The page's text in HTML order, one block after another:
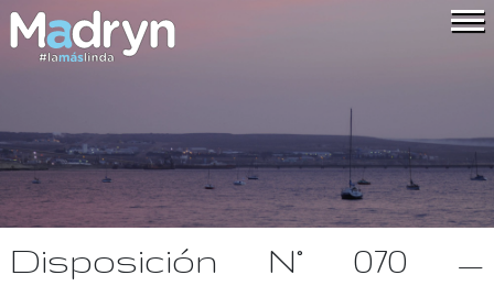
Disposición N° 070 —